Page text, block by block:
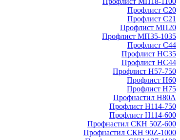
Профлист С20
Профлист С21
Профлист МП20
Профлист МП35-1035
Профлист С44
Профлист НС35
Профлист НС44
Профлист Н57-750
Профлист Н60
Профлист Н75
Профнастил Н80А
Профлист Н114-750
Профлист Н114-600
Профнастил СКН 50Z-600
Профнастил СКН 90Z-1000